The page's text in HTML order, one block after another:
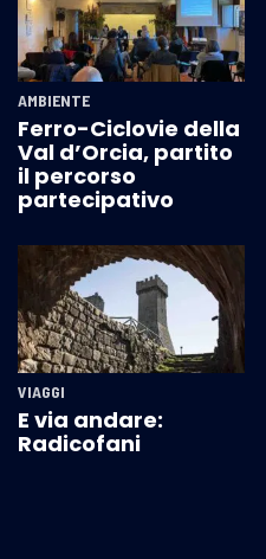
AMBIENTE
Ferro-Ciclovie della
Val d’Orcia, partito
il percorso
partecipativo
VIAGGI
E via andare:
Radicofani